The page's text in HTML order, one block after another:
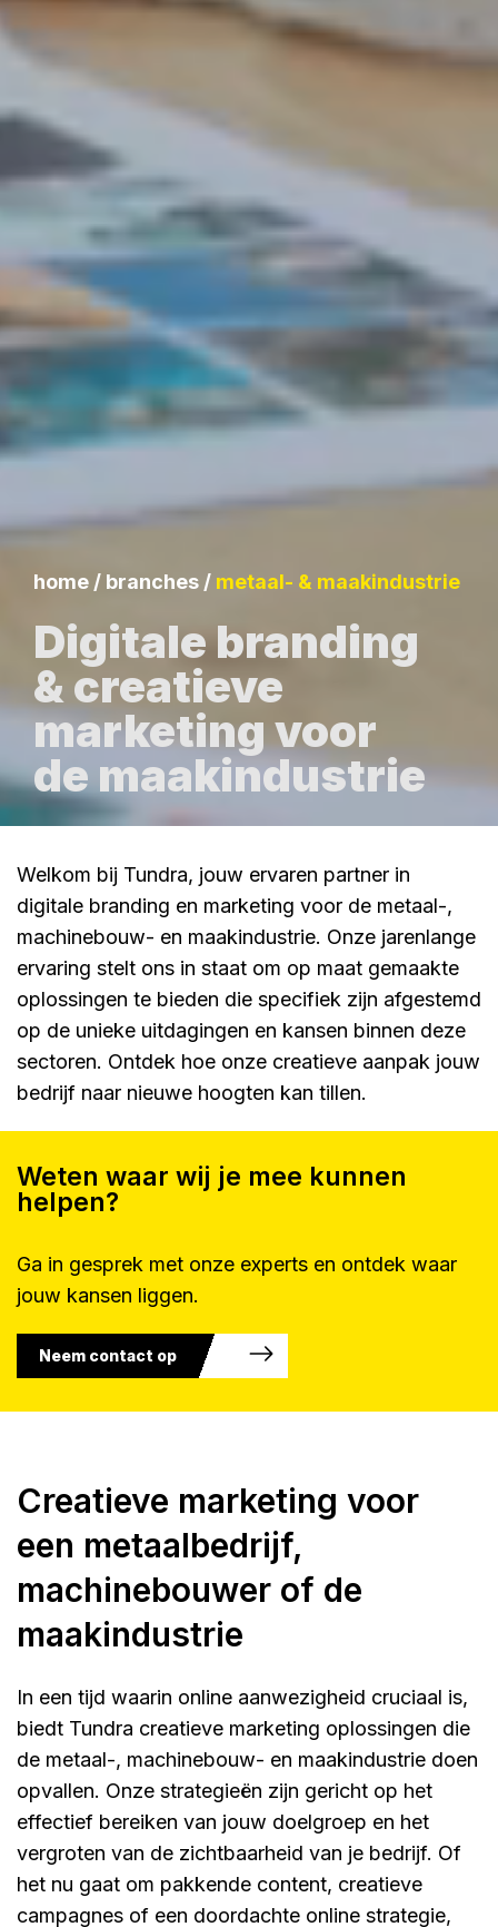
home / branches / metaal- & maakindustrie
Digitale branding
& creatieve
marketing voor
de maakindustrie
Welkom bij Tundra, jouw ervaren partner in
digitale branding en marketing voor de metaal-,
machinebouw- en maakindustrie. Onze jarenlange
ervaring stelt ons in staat om op maat gemaakte
oplossingen te bieden die specifiek zijn afgestemd
op de unieke uitdagingen en kansen binnen deze
sectoren. Ontdek hoe onze creatieve aanpak jouw
bedrijf naar nieuwe hoogten kan tillen.
Weten waar wij je mee kunnen
helpen?
Ga in gesprek met onze experts en ontdek waar
jouw kansen liggen.
Neem contact op
Creatieve marketing voor
een metaalbedrijf,
machinebouwer of de
maakindustrie
In een tijd waarin online aanwezigheid cruciaal is,
biedt Tundra creatieve marketing oplossingen die
de metaal-, machinebouw- en maakindustrie doen
opvallen. Onze strategieën zijn gericht op het
effectief bereiken van jouw doelgroep en het
vergroten van de zichtbaarheid van je bedrijf. Of
het nu gaat om pakkende content, creatieve
campagnes of een doordachte online strategie,